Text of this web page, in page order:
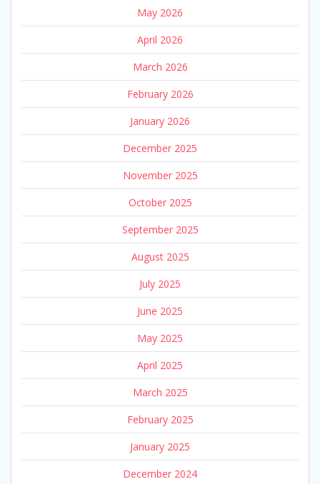
May 2026
April 2026
March 2026
February 2026
January 2026
December 2025
November 2025
October 2025
September 2025
August 2025
July 2025
June 2025
May 2025
April 2025
March 2025
February 2025
January 2025
December 2024